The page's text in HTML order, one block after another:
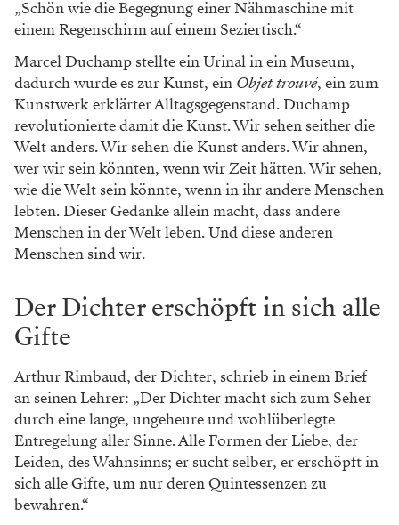
„Schön wie die Be­gegnung einer Nähmaschine mit
einem Regenschirm auf einem Seziertisch.“
Marcel Duchamp stellte ein Urinal in ein Museum,
dadurch wurde es zur Kunst, ein Objet trouvé, ein zum
Kunstwerk erklärter Alltagsgegenstand. Duchamp
revolutionierte damit die Kunst. Wir sehen seither die
Welt anders. Wir sehen die Kunst anders. Wir ahnen,
wer wir sein könnten, wenn wir Zeit hätten. Wir ­sehen,
wie die Welt sein könnte, wenn in ihr andere Menschen
lebten. Dieser Gedanke allein macht, dass andere
Menschen in der Welt leben. Und diese anderen
Menschen sind wir.
Der Dichter erschöpft in sich alle
Gifte
Arthur Rimbaud, der Dichter, schrieb in einem Brief
an seinen Lehrer: „Der Dichter macht sich zum Seher
durch eine lange, ungeheure und wohlüberlegte
Entregelung aller Sinne. Alle Formen der Liebe, der
Leiden, des Wahnsinns; er sucht selber, er erschöpft in
sich alle Gifte, um nur deren Quintessenzen zu
bewahren.“